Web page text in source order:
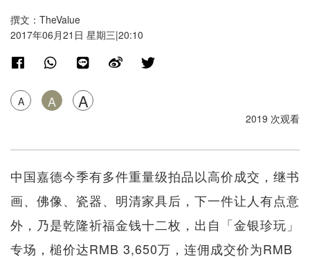
撰文：TheValue
2017年06月21日 星期三|20:10
A A A
2019 次观看
中国嘉德今季有多件重量级拍品以高价成交，继书
画、佛像、瓷器、明清家具后，下一件让人有点意
外，乃是乾隆祈福金钱十二枚，出自「金银珍玩」
专场，槌价达RMB 3,650万，连佣成交价为RMB